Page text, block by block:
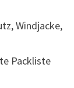
Windjacke,
Packliste